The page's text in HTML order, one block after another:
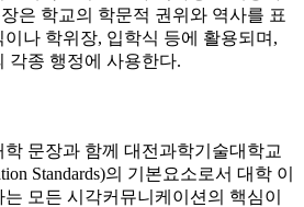
은 학교의 학문적 권위와 역사를 표
나 학위장, 입학식 등에 활용되며,
각종 행정에 사용한다.
문장과 함께 대전과학기술대학교
Standards)의 기본요소로서 대학 이
모든 시각커뮤니케이션의 핵심이